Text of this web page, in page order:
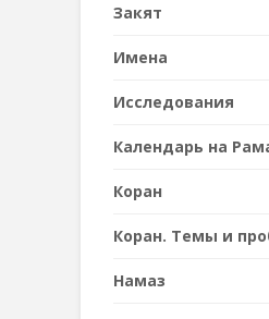
Закят
Имена
Исследования
Календарь на
Коран
Коран. Темы и
Намаз